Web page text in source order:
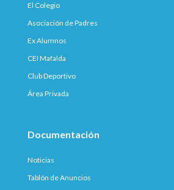
El Colegio
Asociación de Padres
Ex Alumnos
CEI Mafalda
Club Deportivo
Área Privada
Documentación
Noticias
Tablón de Anuncios